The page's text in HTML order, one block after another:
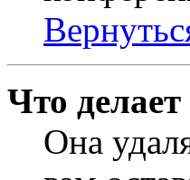
Что
Она